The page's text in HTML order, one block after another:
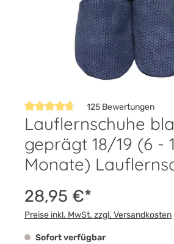
Durchschnittliche Bewertung von 4.7
125 Bewertungen
Lauflernschuhe
geprägt 18/19 (6 -
Monate)
28,95 €*
Preise inkl. MwSt. zzgl. Versandkosten
Sofort verfügbar